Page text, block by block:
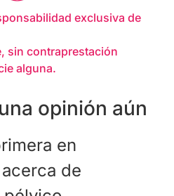
exclusiva de
sin contraprestación
alguna.
opinión aún
en
de